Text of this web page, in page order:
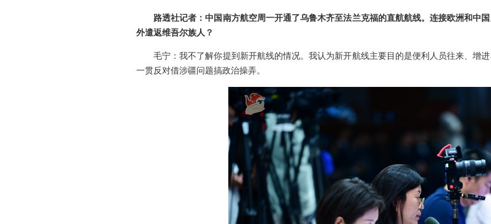
路透社记者：中国南方航空周一开通了乌鲁木齐至法兰克福的直航航线。连接欧洲和中
外遣返维吾尔族人？
毛宁：我不了解你提到新开航线的情况。我认为新开航线主要目的是便利人员往来、增
一贯反对借涉疆问题搞政治操弄。